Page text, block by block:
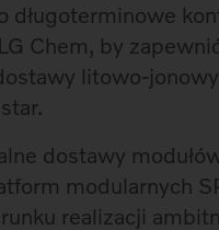
długoterminowe
Chem, by
litowo-
dostawy
modularnych
realizacji